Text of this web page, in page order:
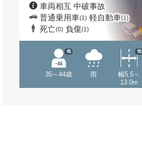
車両相互 中破事故
普通乗用車(1) 軽自動車(1)
死亡(0) 負傷(1)
35～44歳
他
雨
幅5.5～
13.0m
他